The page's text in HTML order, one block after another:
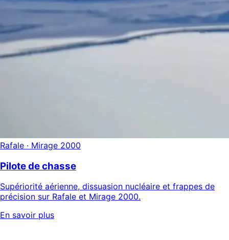
Rafale · Mirage 2000
Pilote de chasse
Supériorité aérienne, dissuasion nucléaire et frappes de
précision sur Rafale et Mirage 2000.
En savoir plus